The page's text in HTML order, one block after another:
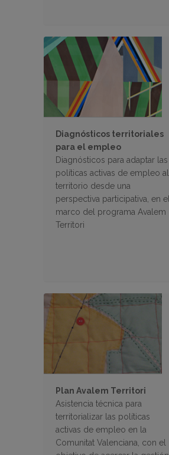
Diagnósticos territoriales
para el empleo
Diagnósticos para adaptar las
políticas activas de empleo al
territorio desde una
perspectiva participativa, en el
marco del programa Avalem
Territori
Plan Avalem Territori
Asistencia técnica para
territorializar las políticas
activas de empleo en la
Comunitat Valenciana, con el